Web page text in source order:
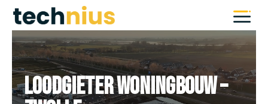
Videospeler
Loodgieter Woningbouw –